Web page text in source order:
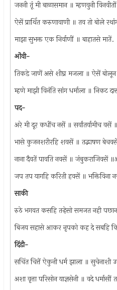
जननी तूं मी बाळासमान ॥ म्हणवुनी
ऐसें प्रार्थित करुणावाणी ॥ तव तो बोले
माझा सुभक्त एक निर्वाणीं ॥ बाहातसे
ओंवी-
तिकडे जाणें असे शीघ्र मजला ॥ ऐसें बोलून
म्हणे माझी विनंति सांग धर्माला ॥ निकट
पद-
अरे मी दूर कधींच नसें ॥ सर्वांतर्यामीच वसें
भासे कुजनशरीरहि शवसें ॥ तद्भाषण
नाना दैवतें पावति नवसें ॥ जंबुकराजिवसें
जप तप यागहि करिती हवसें ॥
साकी
रुठे भगवत कसहि तर्‍हेसो समजत नही
बिजय सहासे आकर नृपको कह दे सबहि
दिंडी-
सचिंत चित्तें ऐकुनी धर्म झाला ॥ सुचेनाशी
अशा वृत्ता परिसोन याज्ञसेनी ॥ वदे धर्मासीं